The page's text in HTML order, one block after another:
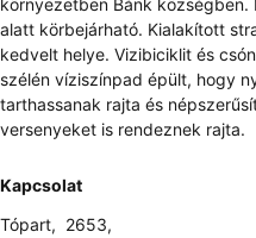
környezetben Bánk
alatt körbejárható. Kialakított
kedvelt helye. Vizibiciklit és
szélén víziszínpad épült, hogy
tarthassanak rajta és
versenyeket is rendeznek rajta.
Kapcsolat
Tópart, 2653,